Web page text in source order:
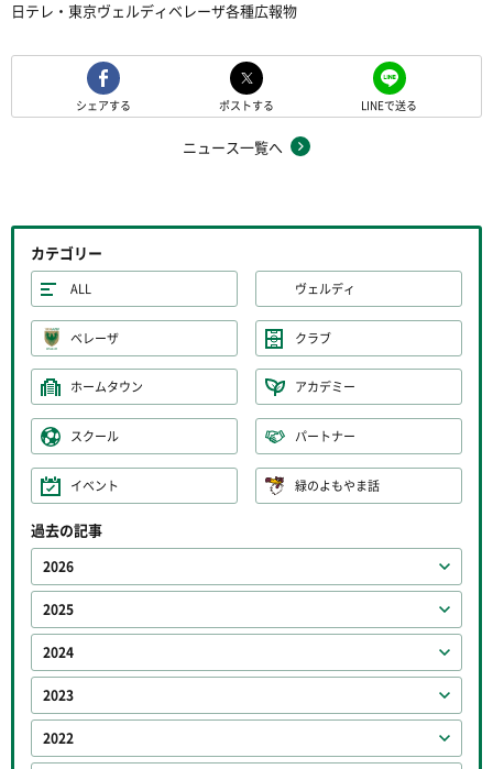
日テレ・東京ヴェルディベレーザ各種広報物
シェアする ポストする LINEで送る
ニュース一覧へ
カテゴリー
ALL ヴェルディ
ベレーザ クラブ
ホームタウン アカデミー
スクール パートナー
イベント 緑のよもやま話
過去の記事
2026
2025
2024
2023
2022